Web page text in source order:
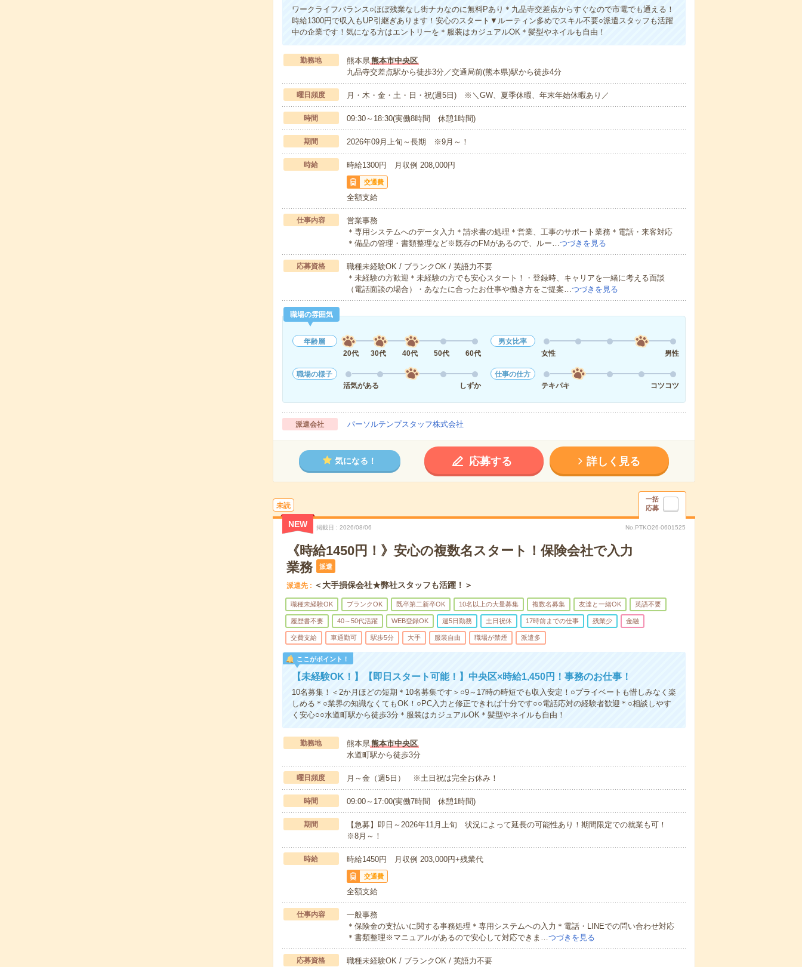
ワークライフバランス○ほぼ残業なし街ナカなのに無料Pあり＊九品寺交差点からすぐなので市電でも通える！
時給1300円で収入もUP引継ぎあります！安心のスタート▼ルーティン多めでスキル不要○派遣スタッフも活躍
中の企業です！気になる方はエントリーを＊服装はカジュアルOK＊髪型やネイルも自由！
勤務地 熊本県熊本市中央区
九品寺交差点駅から徒歩3分／交通局前(熊本県)駅から徒歩4分
曜日頻度 月・木・金・土・日・祝(週5日) ※＼GW、夏季休暇、年末年始休暇あり／
時間 09:30～18:30(実働8時間 休憩1時間)
期間 2026年09月上旬～長期 ※9月～！
時給 時給1300円 月収例 208,000円
交通費
全額支給
仕事内容
営業事務
＊専用システムへのデータ入力＊請求書の処理＊営業、工事のサポート業務＊電話・来客対応
＊備品の管理・書類整理など※既存のFMがあるので、ルー…つづきを見る
応募資格
職種未経験OK / ブランクOK / 英語力不要
＊未経験の方歓迎＊未経験の方でも安心スタート！・登録時、キャリアを一緒に考える面談
（電話面談の場合）・あなたに合ったお仕事や働き方をご提案…つづきを見る
職場の雰囲気
年齢層
20代
30代 40代 50代 60代
男女比率
女性
男性
職場の様子
活気がある
しずか
仕事の仕方
テキパキ
コツコツ
派遣会社 パーソルテンプスタッフ株式会社
気になる！ 応募する 詳しく見る
未読
一括
応募
NEW 掲載日 2026/08/06 No.PTKO26-0601525
《時給1450円！》安心の複数名スタート！保険会社で入力
業務
派遣
派遣先 ＜大手損保会社★弊社スタッフも活躍！＞
職種未経験OK ブランクOK 既卒第二新卒OK 10名以上の大量募集 複数名募集 友達と一緒OK 英語不要
履歴書不要 40～50代活躍 WEB登録OK 週5日勤務 土日祝休 17時前までの仕事 残業少 金融
交費支給 車通勤可 駅歩5分 大手 服装自由 職場が禁煙 派遣多
ここがポイント！
【未経験OK！】【即日スタート可能！】中央区×時給1,450円！事務のお仕事！
10名募集！＜2か月ほどの短期＊10名募集です＞○9～17時の時短でも収入安定！○プライベートも惜しみなく楽
しめる＊○業界の知識なくてもOK！○PC入力と修正できれば十分です○○電話応対の経験者歓迎＊○相談しやす
く安心○○水道町駅から徒歩3分＊服装はカジュアルOK＊髪型やネイルも自由！
勤務地 熊本県熊本市中央区
水道町駅から徒歩3分
曜日頻度 月～金（週5日） ※土日祝は完全お休み！
時間 09:00～17:00(実働7時間 休憩1時間)
期間
【急募】即日～2026年11月上旬 状況によって延長の可能性あり！期間限定での就業も可！
※8月～！
時給 時給1450円 月収例 203,000円+残業代
交通費
全額支給
仕事内容
一般事務
＊保険金の支払いに関する事務処理＊専用システムへの入力＊電話・LINEでの問い合わせ対応
＊書類整理※マニュアルがあるので安心して対応できま…つづきを見る
応募資格 職種未経験OK / ブランクOK / 英語力不要